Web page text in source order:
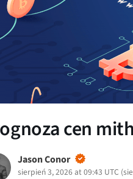
cen
Jason Conor
sierpień 3, 2026 at 09:43 UTC (